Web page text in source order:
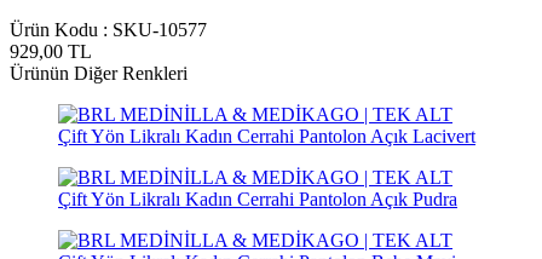
Ürün Kodu : SKU-10577
929,00 TL
Ürünün Diğer Renkleri